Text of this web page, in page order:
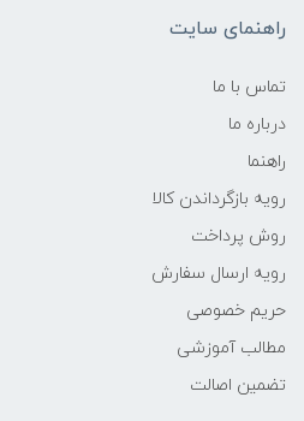
راهنمای سایت
تماس با ما
درباره ما
راهنما
رویه‌ بازگرداندن کالا
روش پرداخت
رویه ارسال سفارش
حریم خصوصی
مطالب آموزشی
تضمین اصالت